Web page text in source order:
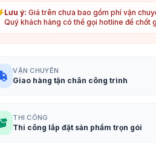
Lưu ý: Giá trên chưa bao gồm phí vận
Quý khách hàng có thể gọi hotline để chốt
VẬN CHUYỂN
Giao hàng tận chân công trình
THI CÔNG
Thi công lắp đặt sản phẩm trọn gói